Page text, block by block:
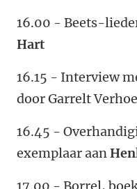
16.00 - Beets-
Hart
16.15 - Interview
door Garrelt
16.45 -
exemplaar aan